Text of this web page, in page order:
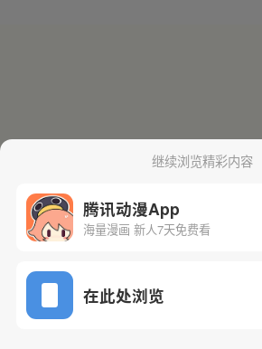
继续浏览精彩内容
腾讯动漫App
海量漫画 新人7天免费看
在此处浏览